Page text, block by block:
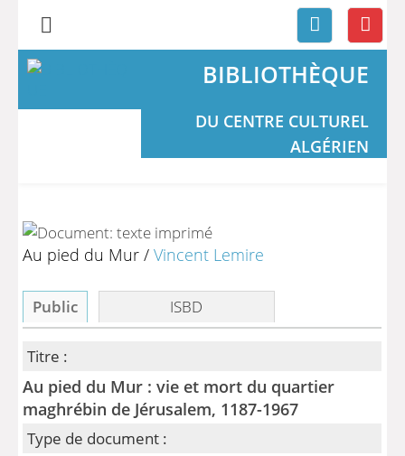
BIBLIOTHÈQUE
DU CENTRE CULTUREL
ALGÉRIEN
Au pied du Mur /Vincent Lemire
Public ISBD
Titre :
Au pied du Mur : vie et mort du quartier
maghrébin de Jérusalem, 1187-1967
Type de document :